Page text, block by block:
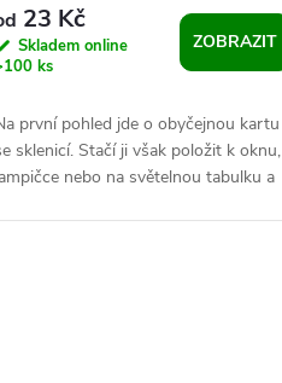
23 Kč
Skladem online
ks
ZOBRAZIT
první pohled jde o obyčejnou kartu
sklenicí. Stačí ji však položit k oknu,
nebo na světelnou tabulku a